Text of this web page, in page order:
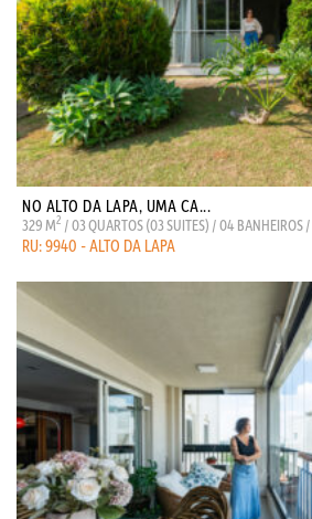
NO ALTO DA LAPA, UMA CA...
329 M2 / 03 QUARTOS (03 SUITES) / 04 BANHEIROS
RU: 9940 - ALTO DA LAPA